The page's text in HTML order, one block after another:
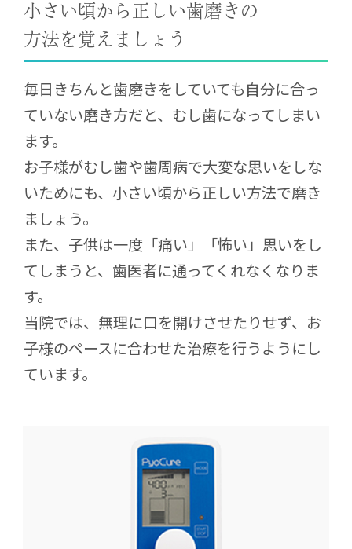
小さい頃から正しい歯磨きの
方法を覚えましょう
毎日きちんと歯磨きをしていても自分に合っ
ていない磨き方だと、むし歯になってしまい
ます。
お子様がむし歯や歯周病で大変な思いをしな
いためにも、小さい頃から正しい方法で磨き
ましょう。
また、子供は一度「痛い」「怖い」思いをし
てしまうと、歯医者に通ってくれなくなりま
す。
当院では、無理に口を開けさせたりせず、お
子様のペースに合わせた治療を行うようにし
ています。